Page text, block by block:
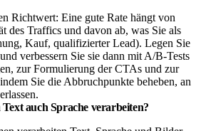
Richtwert: Eine gute Rate hängt von
des Traffics und davon ab, was Sie als
Kauf, qualifizierter Lead). Legen Sie
verbessern Sie sie dann mit A/B-Tests
zur Formulierung der CTAs und zur
Sie die Abbruchpunkte beheben, an
auch Sprache verarbeiten?